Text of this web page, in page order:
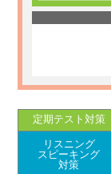
定期テスト対策
リスニング
スピーキング
対策